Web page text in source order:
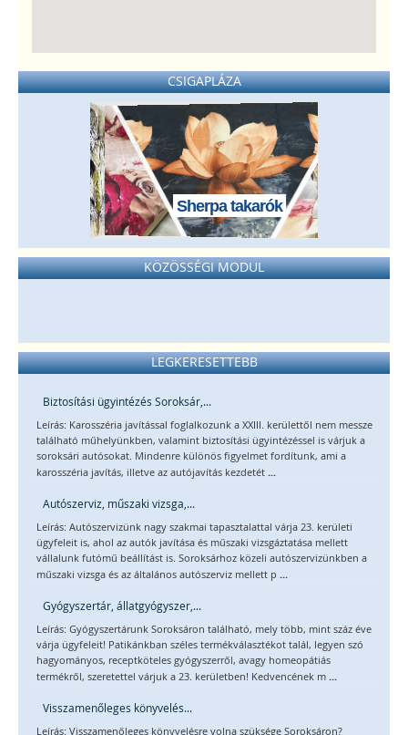
CSIGAPLÁZA
Sherpa takarók
KÖZÖSSÉGI MODUL
LEGKERESETTEBB
Biztosítási ügyintézés Soroksár,...
Leírás: Karosszéria javítással foglalkozunk a XXIII. kerülettől nem messze
található műhelyünkben, valamint biztosítási ügyintézéssel is várjuk a
soroksári autósokat. Mindenre különös figyelmet fordítunk, ami a
karosszéria javítás, illetve az autójavítás kezdetét ...
Autószerviz, műszaki vizsga,...
Leírás: Autószervizünk nagy szakmai tapasztalattal várja 23. kerületi
ügyfeleit is, ahol az autók javítása és műszaki vizsgáztatása mellett
vállalunk futómű beállítást is. Soroksárhoz közeli autószervizünkben a
műszaki vizsga és az általános autószerviz mellett p ...
Gyógyszertár, állatgyógyszer,...
Leírás: Gyógyszertárunk Soroksáron található, mely több, mint száz éve
várja ügyfeleit! Patikánkban széles termékválasztékot talál, legyen szó
hagyományos, receptköteles gyógyszerről, avagy homeopátiás
termékről, szeretettel várjuk a 23. kerületben! Kedvencének m ...
Visszamenőleges könyvelés...
Leírás: Visszamenőleges könyvelésre volna szüksége Soroksáron?